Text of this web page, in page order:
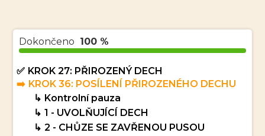
Dokončeno 100 %
KROK 27: PŘIROZENÝ DECH
KROK 36: POSÍLENÍ PŘIROZENÉHO DECHU
Kontrolní pauza
1 - UVOLŇUJÍCÍ DECH
2 - CHŮZE SE ZAVŘENOU PUSOU